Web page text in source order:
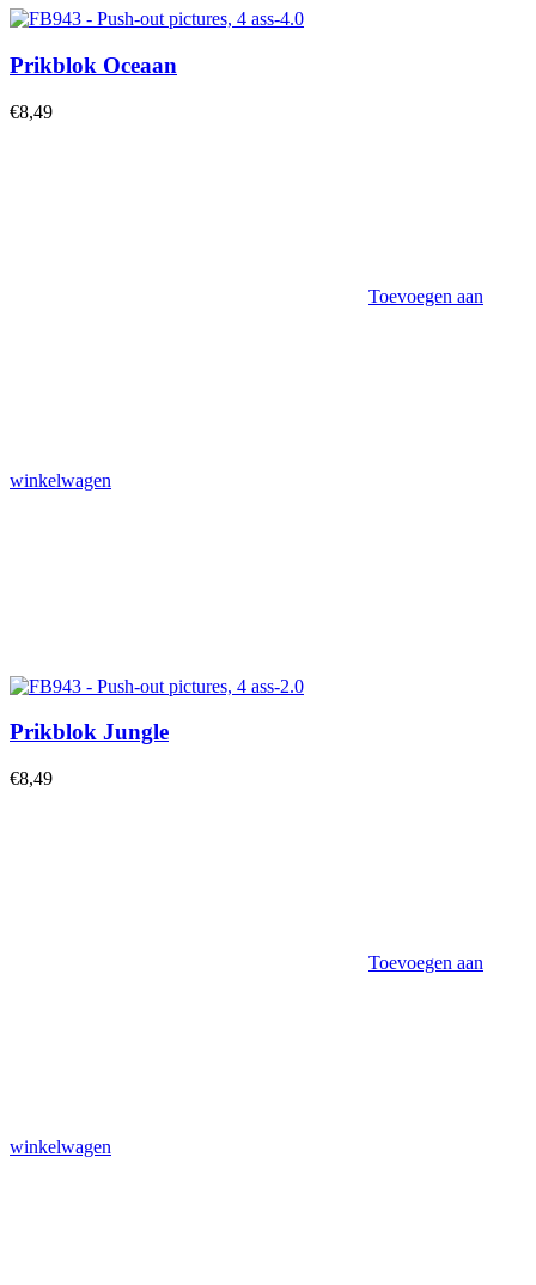
Prikblok Oceaan
€8,49
Toevoegen aan
winkelwagen
Prikblok Jungle
€8,49
Toevoegen aan
winkelwagen